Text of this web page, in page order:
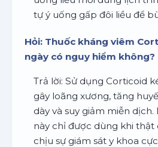
tự ý uống gấp đôi liều để
Hỏi: Thuốc kháng viêm
ngày có nguy hiểm không?
Trả lời: Sử dụng Corticoid
gây loãng xương, tăng
dày và suy giảm miễn
này chỉ được dùng khi thật
chịu sự giám sát y khoa